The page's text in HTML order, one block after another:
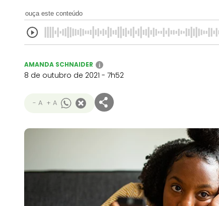
ouça este conteúdo
AMANDA SCHNAIDER i
8 de outubro de 2021 - 7h52
- A + A